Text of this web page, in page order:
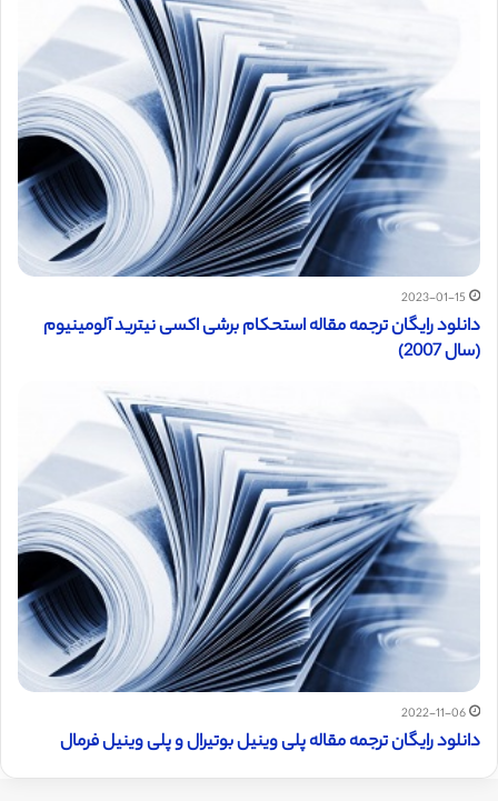
2023-01-15
دانلود رایگان ترجمه مقاله استحکام برشی اکسی نیترید آلومینیوم
(سال 2007)
2022-11-06
دانلود رایگان ترجمه مقاله پلی وینیل بوتیرال و پلی وینیل فرمال